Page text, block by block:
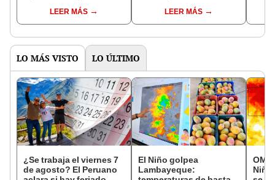
LEER MÁS LEER MÁS
LO MÁS VISTO LO ÚLTIMO
¿Se trabaja el viernes 7
de agosto? El Peruano
El Niño golpea
Lambayeque:
Niño